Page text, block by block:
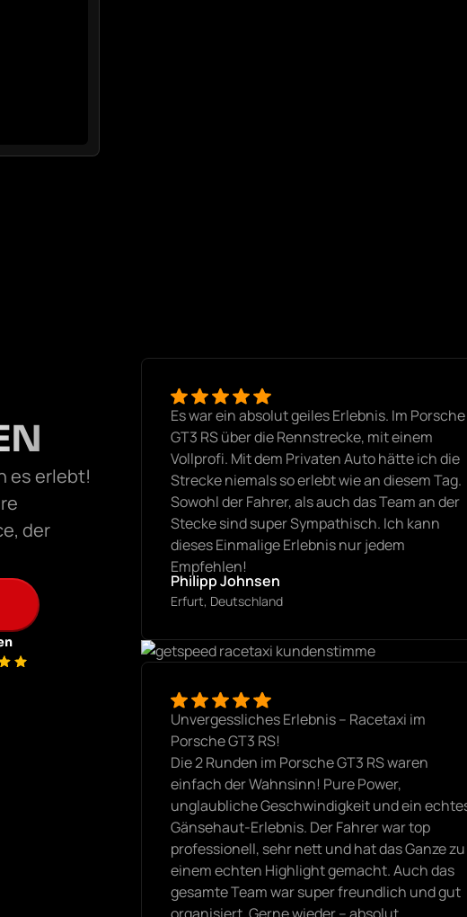
es erlebt!
der
Es war ein absolut geiles Erlebnis. Im Porsche
GT3 RS über die Rennstrecke, mit einem
Vollprofi. Mit dem Privaten Auto hätte ich die
Strecke niemals so erlebt wie an diesem Tag.
Sowohl der Fahrer, als auch das Team an der
Stecke sind super Sympathisch. Ich kann
dieses Einmalige Erlebnis nur jedem
Empfehlen!
Philipp Johnsen
Erfurt, Deutschland
Unvergessliches Erlebnis – Racetaxi im
Porsche GT3 RS!
Die 2 Runden im Porsche GT3 RS waren
einfach der Wahnsinn! Pure Power,
unglaubliche Geschwindigkeit und ein
Gänsehaut-Erlebnis. Der Fahrer war top
professionell, sehr nett und hat das Ganze zu
einem echten Highlight gemacht. Auch das
gesamte Team war super freundlich und gut